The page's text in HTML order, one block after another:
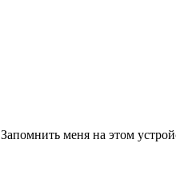
Запомнить меня на этом